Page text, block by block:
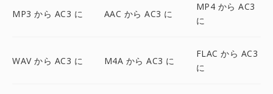
MP3 から AC3 に AAC から AC3 に
MP4 から AC3
に
WAV から AC3 に M4A から AC3 に
FLAC から AC3
に